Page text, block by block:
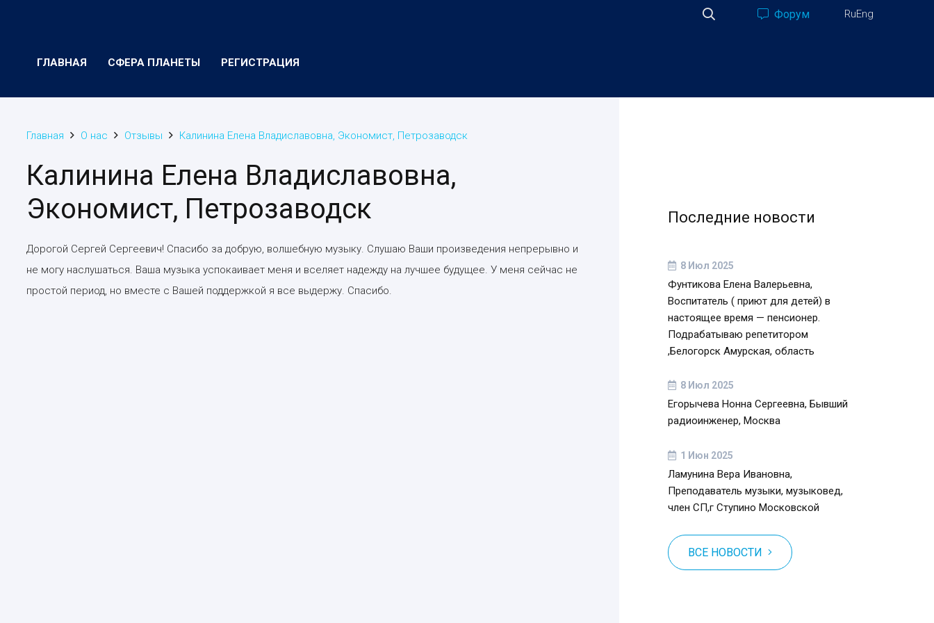
Форум RuEng
ГЛАВНАЯ СФЕРА ПЛАНЕТЫ РЕГИСТРАЦИЯ
Главная О нас Отзывы Калинина Елена Владиславовна, Экономист, Петрозаводск
Калинина Елена Владиславовна,
Экономист, Петрозаводск
Дорогой Сергей Сергеевич! Спасибо за добрую, волшебную музыку. Слушаю Ваши произведения непрерывно и
не могу наслушаться. Ваша музыка успокаивает меня и вселяет надежду на лучшее будущее. У меня сейчас не
простой период, но вместе с Вашей поддержкой я все выдержу. Спасибо.
Последние новости
8 Июл 2025
Фунтикова Елена Валерьевна,
Воспитатель ( приют для детей) в
настоящее время — пенсионер.
Подрабатываю репетитором
,Белогорск Амурская, область
8 Июл 2025
Егорычева Нонна Сергеевна, Бывший
радиоинженер, Москва
1 Июн 2025
Ламунина Вера Ивановна,
Преподаватель музыки, музыковед,
член СП,г Ступино Московской
ВСЕ НОВОСТИ